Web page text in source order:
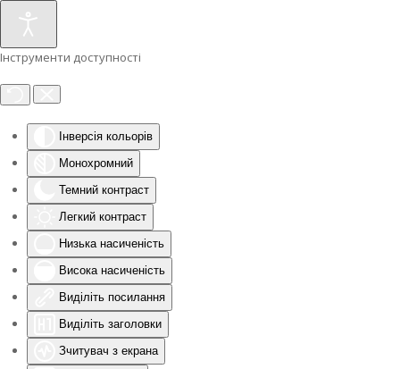
Інструменти доступності
Інверсія кольорів
Монохромний
Темний контраст
Легкий контраст
Низька насиченість
Висока насиченість
Виділіть посилання
Виділіть заголовки
Зчитувач з екрана